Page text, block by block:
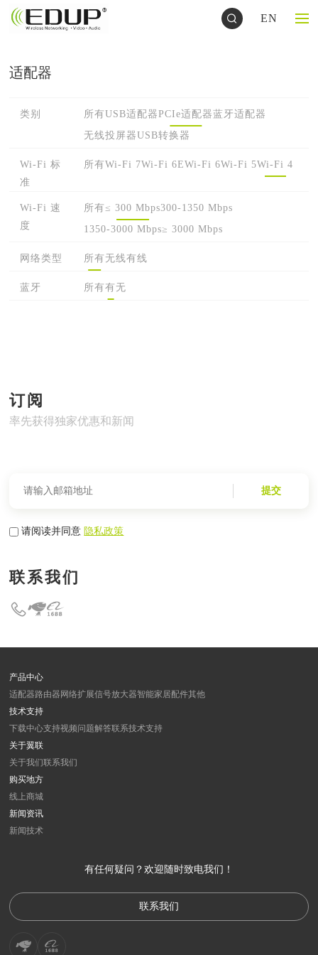
EN
适配器
类别 所有USB适配器PCIe适配器蓝牙适配器
无线投屏器USB转换器
Wi-Fi 标
准
所有Wi-Fi 7Wi-Fi 6EWi-Fi 6Wi-Fi 5Wi-Fi 4
Wi-Fi 速
度
所有≤ 300 Mbps300-1350 Mbps
1350-3000 Mbps≥ 3000 Mbps
网络类型 所有 无线有线
蓝牙 所有有 无
订阅
率先获得独家优惠和新闻
提交
请阅读并同意隐私政策
联系我们
产品中心
适配器路由器 网络扩展信号放大器智能家居配件其他
技术支持
下载中心支持视频问题解答联系技术支持
关于翼联
关于我们联系我们
购买地方
线上商城
新闻资讯
新闻技术
有任何疑问？欢迎随时致电我们！
联系我们